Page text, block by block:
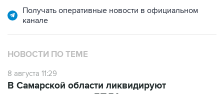
НОВОСТИ ПО ТЕМЕ
8 августа 11:29
последствия атаки БПЛА на
промпредприятие